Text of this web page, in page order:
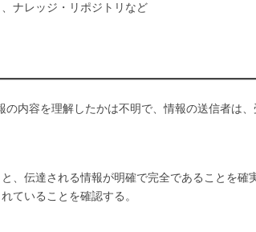
ナレッジ・リポジトリなど
の内容を理解したかは不明で、情報の送信者は
、伝達される情報が明確で完全であることを確
ていることを確認する。